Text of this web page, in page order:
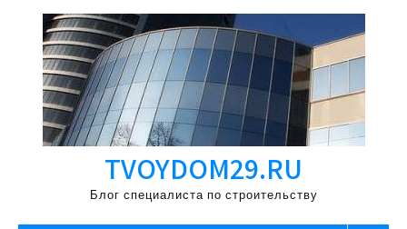
Перейти
содержимому
TVOYDOM29.RU
Блог специалиста по строительству